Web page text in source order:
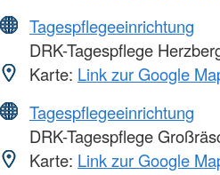
Tagespflegeeinrichtung
DRK-Tagespflege
Karte: Link zur Google
Tagespflegeeinrichtung
DRK-Tagespflege
Karte: Link zur Google